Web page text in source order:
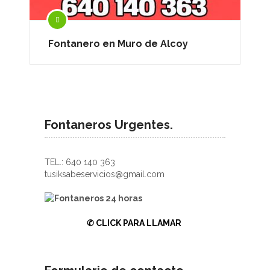
Fontanero en Muro de Alcoy
Fontaneros Urgentes.
TEL.: 640 140 363
tusiksabeservicios@gmail.com
✆ CLICK PARA LLAMAR